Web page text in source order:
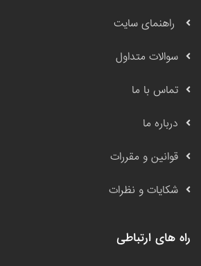
راهنمای سایت
سوالات متداول
تماس با ما
درباره ما
قوانین و مقررات
شکایات و نظرات
راه های ارتباطی